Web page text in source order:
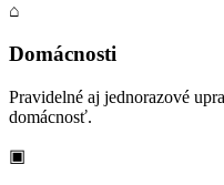
⌂
Domácnosti
Pravidelné aj jednorazové
domácnosť.
▣